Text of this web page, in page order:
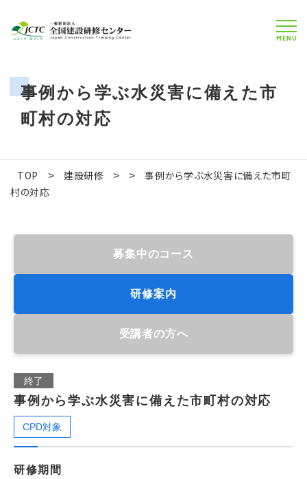
MENU
事例から学ぶ水災害に備えた市
町村の対応
TOP > 建設研修 > >
事例から学ぶ水災害に備えた市町
村の対応
募集中のコース
研修案内
受講者の方へ
終了
事例から学ぶ水災害に備えた市町村の対応
CPD対象
研修期間